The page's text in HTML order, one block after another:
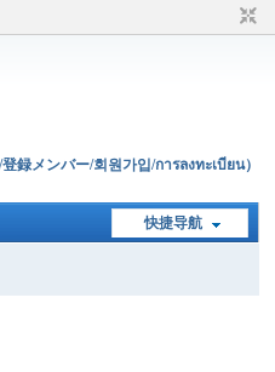
録メンバー/회원가입/การลงทะเบียน）
快捷导航